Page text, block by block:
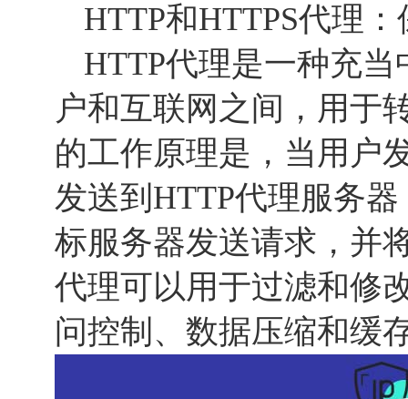
HTTP和HTTPS代理
HTTP代理是一种充
户和互联网之间，用于
的工作原理是，当用户
发送到HTTP代理服务
标服务器发送请求，并
代理可以用于过滤和修
问控制、数据压缩和缓